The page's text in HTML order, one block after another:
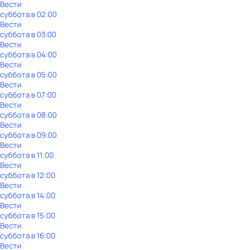
Вести
субботав02:00
Вести
субботав03:00
Вести
субботав04:00
Вести
субботав05:00
Вести
субботав07:00
Вести
субботав08:00
Вести
субботав09:00
Вести
субботав11:00
Вести
субботав12:00
Вести
субботав14:00
Вести
субботав15:00
Вести
субботав16:00
Вести